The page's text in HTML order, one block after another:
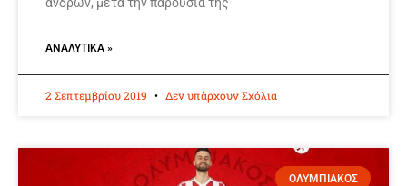
ανδρών, μετά την παρουσία της
ΑΝΑΛΥΤΙΚΆ »
2 Σεπτεμβρίου 2019 Δεν υπάρχουν Σχόλια
ΟΛΥΜΠΙΑΚΟΣ